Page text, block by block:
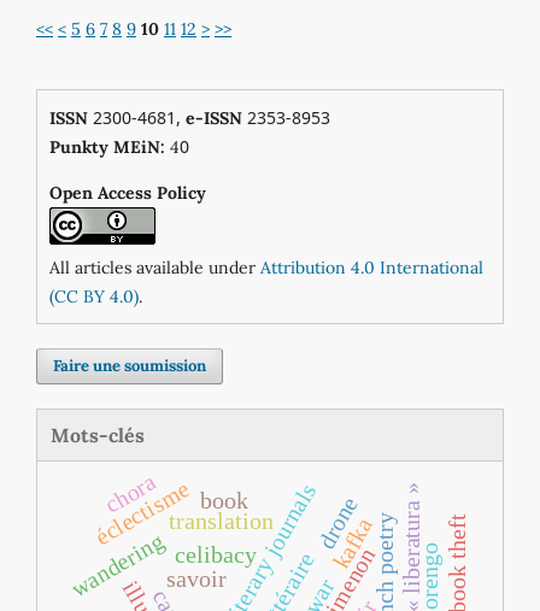
<< < 5 6 7 8 9 10 11 12 > >>
ISSN2300-4681, e-ISSN2353-8953
Punkty MEiN: 40
Open Access Policy
All articles available under Attribution 4.0 International
(CC BY 4.0).
Faire une soumission
Mots-clés
kafka
literary journals french poetry
translation
celibacy
wandering « liberatura »
éclectisme drone
savoir orengobook theft
book
chora